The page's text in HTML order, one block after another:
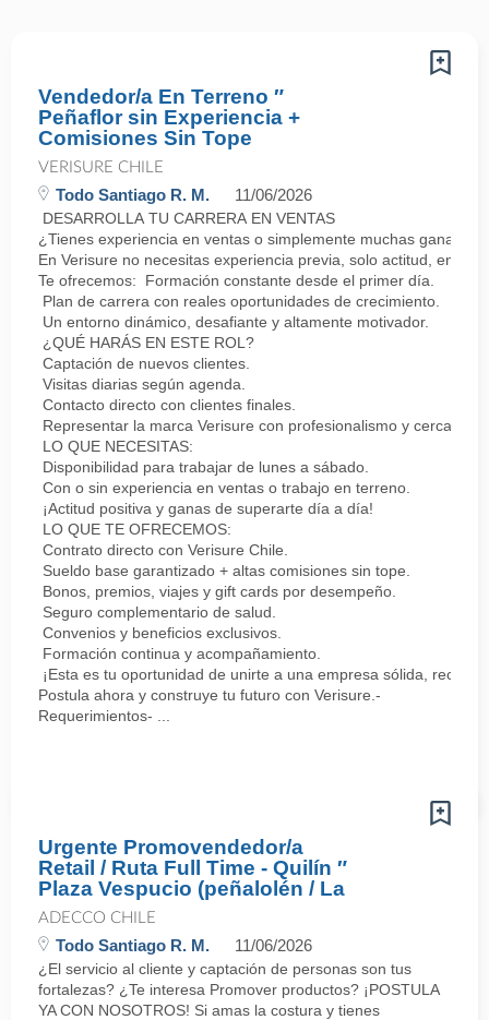
Vendedor/a En Terreno ″
Peñaflor sin Experiencia +
Comisiones Sin Tope
VERISURE CHILE
Todo Santiago R. M. 11/06/2026
DESARROLLA TU CARRERA EN VENTAS
¿Tienes experiencia en ventas o simplemente muchas ganas
En Verisure no necesitas experiencia previa, solo actitud,
Te ofrecemos: Formación constante desde el primer día.
Plan de carrera con reales oportunidades de crecimiento.
Un entorno dinámico, desafiante y altamente motivador.
¿QUÉ HARÁS EN ESTE ROL?
Captación de nuevos clientes.
Visitas diarias según agenda.
Contacto directo con clientes finales.
Representar la marca Verisure con profesionalismo y cercanía.
LO QUE NECESITAS:
Disponibilidad para trabajar de lunes a sábado.
Con o sin experiencia en ventas o trabajo en terreno.
¡Actitud positiva y ganas de superarte día a día!
LO QUE TE OFRECEMOS:
Contrato directo con Verisure Chile.
Sueldo base garantizado + altas comisiones sin tope.
Bonos, premios, viajes y gift cards por desempeño.
Seguro complementario de salud.
Convenios y beneficios exclusivos.
Formación continua y acompañamiento.
¡Esta es tu oportunidad de unirte a una empresa sólida,
Postula ahora y construye tu futuro con Verisure.-
Requerimientos- ...
Urgente Promovendedor/a
Retail / Ruta Full Time - Quilín ″
Plaza Vespucio (peñalolén / La
ADECCO CHILE
Todo Santiago R. M. 11/06/2026
¿El servicio al cliente y captación de personas son tus
fortalezas? ¿Te interesa Promover productos? ¡POSTULA
YA CON NOSOTROS! Si amas la costura y tienes